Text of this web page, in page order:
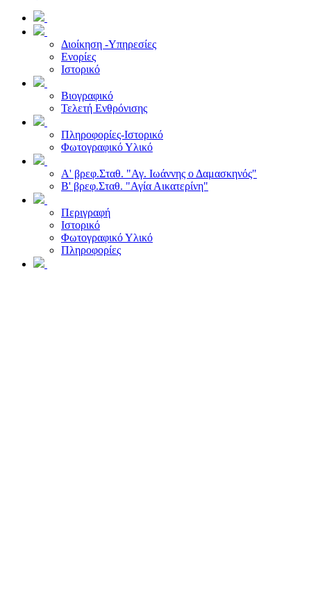
Διοίκηση -Υπηρεσίες
Ενορίες
Ιστορικό
Βιογραφικό
Τελετή Ενθρόνισης
Πληροφορίες-Ιστορικό
Φωτογραφικό Υλικό
Α' βρεφ.Σταθ. "Αγ. Ιωάννης ο Δαμασκηνός"
Β' βρεφ.Σταθ. "Αγία Αικατερίνη"
Περιγραφή
Ιστορικό
Φωτογραφικό Υλικό
Πληροφορίες